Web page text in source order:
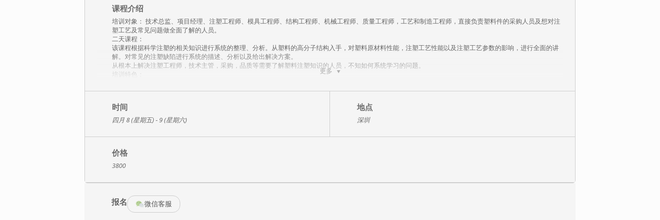
更多
课程介绍
培训对象： 技术总监、项目经理、注塑工程师、模具工程师、结构工程师、机械工程师、质量工程师，工艺和制造工程师，直接负责塑料件的采购人员及想对注
塑工艺及常见问题做全面了解的人员。
二天课程：
该课程根据科学注塑的相关知识进行系统的整理、分析。从塑料的高分子结构入手，对塑料原材料性能，注塑工艺性能以及注塑工艺参数的影响，进行全面的讲
解。对常见的注塑缺陷进行系统的描述、分析以及给出解决方案。
从根本上解决注塑工程师，技术主管，采购，品质等需要了解塑料注塑知识的人员，不知如何系统学习的问题。
培训特色：
一、科学注塑介绍
1.1、注塑工艺
1.2、三种类型的注塑工艺一致性
1.5、并行工程
二、高分子及塑料介绍
2.2、 高分子形态：半结晶/非结晶/液晶 塑料
2.3.1、收缩率的不同
2.3.2、熔化温度范围
时间
四月 8 (星期五) - 9 (星期六)
地点
深圳
价格
3800
报名 微信客服